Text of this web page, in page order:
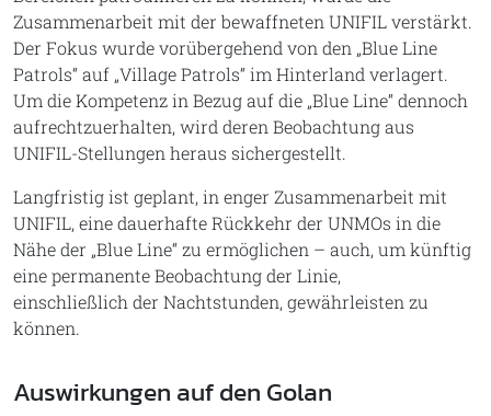
Zusammenarbeit mit der bewaffneten UNIFIL verstärkt.
Der Fokus wurde vorübergehend von den „Blue Line
Patrols“ auf „Village Patrols“ im Hinterland verlagert.
Um die Kompetenz in Bezug auf die „Blue Line“ dennoch
aufrechtzuerhalten, wird deren Beobachtung aus
UNIFIL-Stellungen heraus sichergestellt.
Langfristig ist geplant, in enger Zusammenarbeit mit
UNIFIL, eine dauerhafte Rückkehr der UNMOs in die
Nähe der „Blue Line“ zu ermöglichen – auch, um künftig
eine permanente Beobachtung der Linie,
einschließlich der Nachtstunden, gewährleisten zu
können.
Auswirkungen auf den Golan